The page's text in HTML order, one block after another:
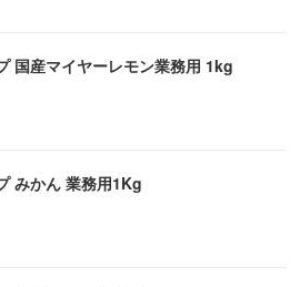
国産マイヤーレモン業務用 1kg
みかん 業務用1Kg